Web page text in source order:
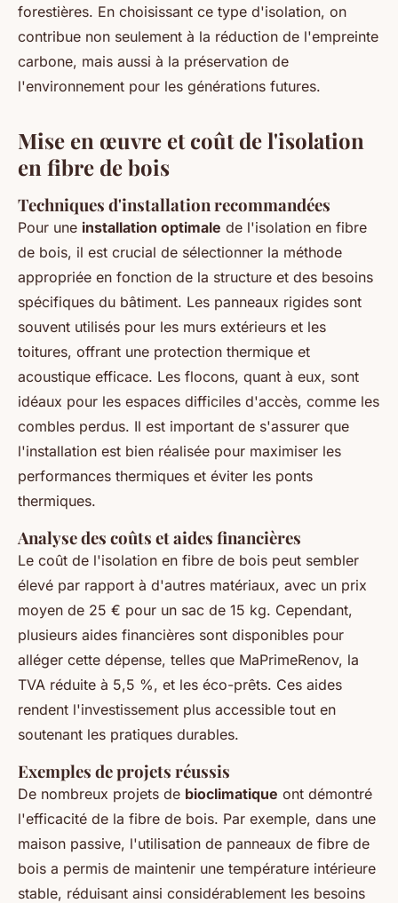
forestières. En choisissant ce type d'isolation, on
contribue non seulement à la réduction de l'empreinte
carbone, mais aussi à la préservation de
l'environnement pour les générations futures.
Mise en œuvre et coût de l'isolation
en fibre de bois
Techniques d'installation recommandées
Pour une installation optimale de l'isolation en fibre
de bois, il est crucial de sélectionner la méthode
appropriée en fonction de la structure et des besoins
spécifiques du bâtiment. Les panneaux rigides sont
souvent utilisés pour les murs extérieurs et les
toitures, offrant une protection thermique et
acoustique efficace. Les flocons, quant à eux, sont
idéaux pour les espaces difficiles d'accès, comme les
combles perdus. Il est important de s'assurer que
l'installation est bien réalisée pour maximiser les
performances thermiques et éviter les ponts
thermiques.
Analyse des coûts et aides financières
Le coût de l'isolation en fibre de bois peut sembler
élevé par rapport à d'autres matériaux, avec un prix
moyen de 25 € pour un sac de 15 kg. Cependant,
plusieurs aides financières sont disponibles pour
alléger cette dépense, telles que MaPrimeRenov, la
TVA réduite à 5,5 %, et les éco-prêts. Ces aides
rendent l'investissement plus accessible tout en
soutenant les pratiques durables.
Exemples de projets réussis
De nombreux projets de bioclimatique ont démontré
l'efficacité de la fibre de bois. Par exemple, dans une
maison passive, l'utilisation de panneaux de fibre de
bois a permis de maintenir une température intérieure
stable, réduisant ainsi considérablement les besoins